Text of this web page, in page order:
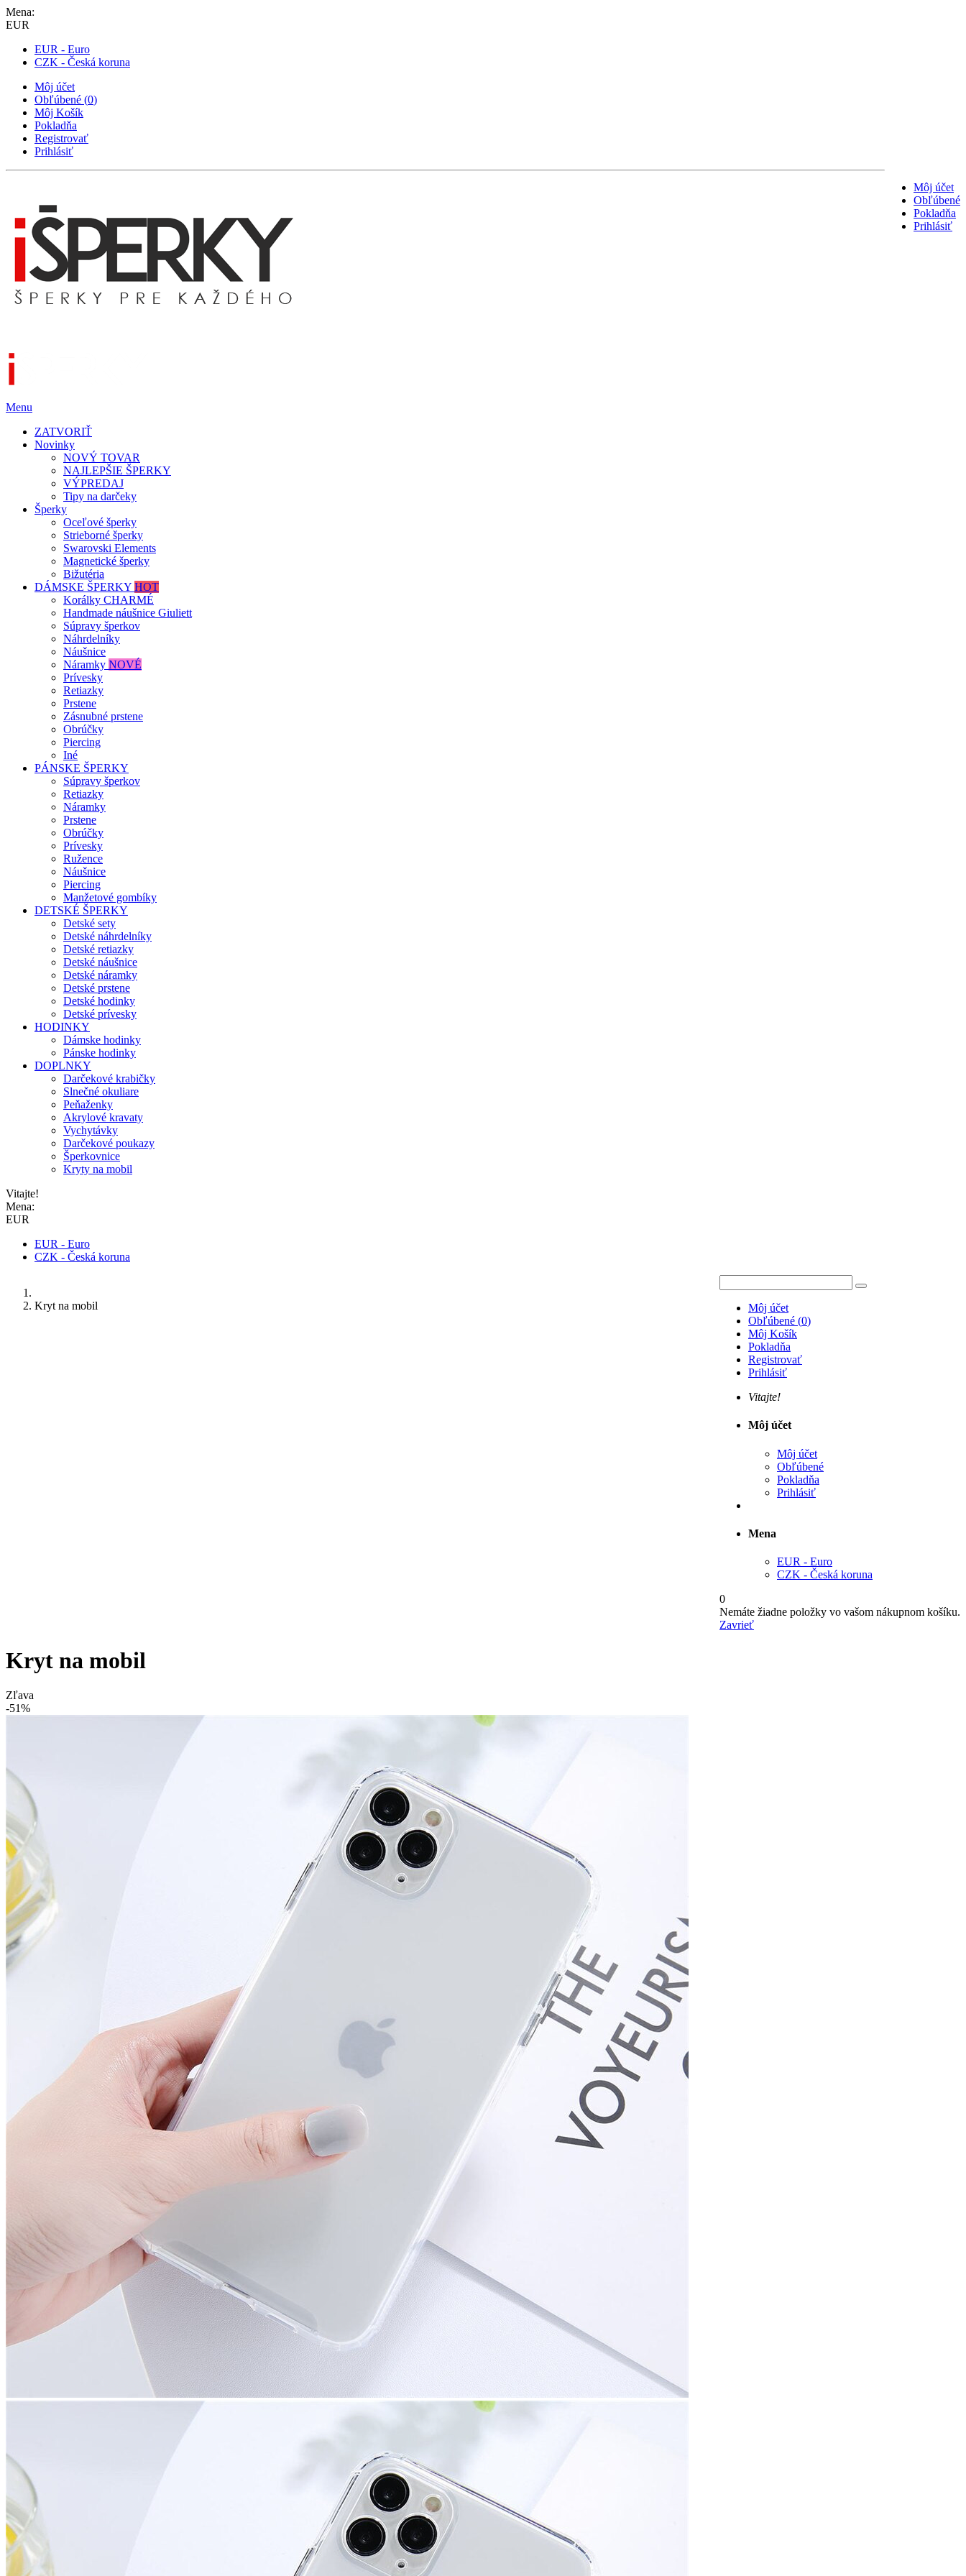
Mena:
EUR
EUR - Euro
CZK - Česká koruna
Môj účet
Obľúbené (0)
Môj Košík
Pokladňa
Registrovať
Prihlásiť
Môj účet
Obľúbené
Pokladňa
Prihlásiť
Menu
ZATVORIŤ
Novinky
NOVÝ TOVAR
NAJLEPŠIE ŠPERKY
VÝPREDAJ
Tipy na darčeky
Šperky
Oceľové šperky
Strieborné šperky
Swarovski Elements
Magnetické šperky
Bižutéria
DÁMSKE ŠPERKY HOT
Korálky CHARMÉ
Handmade náušnice Giuliett
Súpravy šperkov
Náhrdelníky
Náušnice
Náramky NOVÉ
Prívesky
Retiazky
Prstene
Zásnubné prstene
Obrúčky
Piercing
Iné
PÁNSKE ŠPERKY
Súpravy šperkov
Retiazky
Náramky
Prstene
Obrúčky
Prívesky
Ružence
Náušnice
Piercing
Manžetové gombíky
DETSKÉ ŠPERKY
Detské sety
Detské náhrdelníky
Detské retiazky
Detské náušnice
Detské náramky
Detské prstene
Detské hodinky
Detské prívesky
HODINKY
Dámske hodinky
Pánske hodinky
DOPLNKY
Darčekové krabičky
Slnečné okuliare
Peňaženky
Akrylové kravaty
Vychytávky
Darčekové poukazy
Šperkovnice
Kryty na mobil
Vitajte!
Mena:
EUR
EUR - Euro
CZK - Česká koruna
Môj účet
Obľúbené (0)
Môj Košík
Pokladňa
Registrovať
Prihlásiť
Vitajte!
Môj účet
Môj účet
Obľúbené
Pokladňa
Prihlásiť
Mena
EUR - Euro
CZK - Česká koruna
0
Nemáte žiadne položky vo vašom nákupnom košíku.
Zavrieť
Kryt na mobil
Kryt na mobil
Zľava
-51%